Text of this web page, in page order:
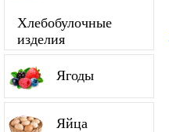
Хлебобулочные
изделия
Ягоды
Яйца